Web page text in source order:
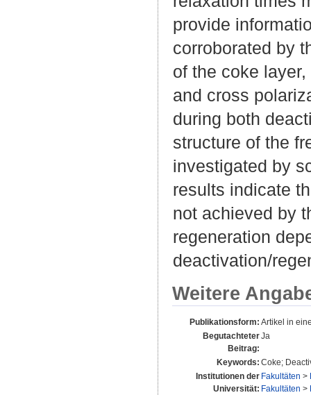
provide
corroborated by
of the coke
and cross
during both
structure of the
investigated by
results indicate
not achieved by
regeneration
deactivation/
Weitere
Publikationsform: Artikel in
Begutachteter
Beitrag:
Ja
Keywords: Coke;
Institutionen der
Universität:
Fakultäten >
Fakultäten >